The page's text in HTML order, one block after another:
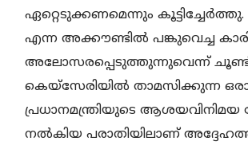
ഏറ്റെടുക്കണമെന്നും കൂട്ടിച്ചേർത്തു.
എന്ന അക്കൗണ്ടിൽ പങ്കുവെച്ച
അലോസരപ്പെടുത്തുന്നുവെന്ന്
കെയ്‌സേരിയിൽ താമസിക്കുന്ന
പ്രധാനമന്ത്രിയുടെ ആശയവിനിമയ
നൽകിയ പരാതിയിലാണ്‌